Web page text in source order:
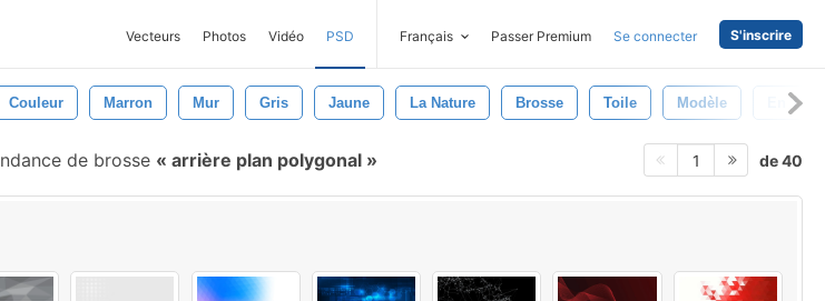
Vecteurs Photos Vidéo PSD Français Passer Premium Se connecter S'inscrire
Couleur Marron Mur Gris Jaune La Nature Brosse Toile Modèle En
de brosse arrière plan polygonal 1 de 40